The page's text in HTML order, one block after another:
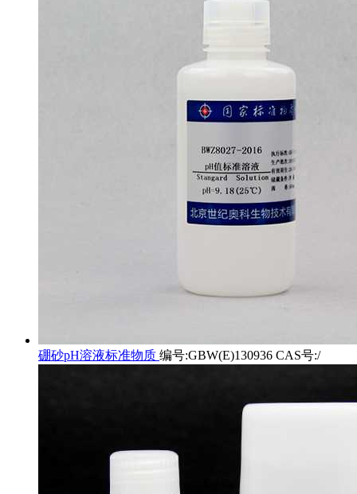
硼砂pH溶液标准物质 编号:GBW(E)130936 CAS号:/